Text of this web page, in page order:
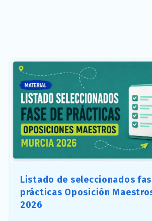
Listado de seleccionados
prácticas Oposición
2026